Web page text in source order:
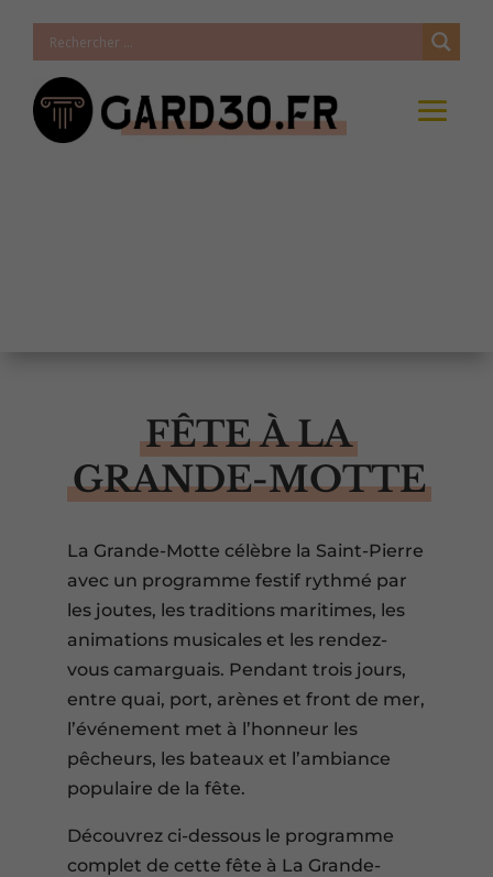
FÊTE À LA
GRANDE-MOTTE
La Grande-Motte célèbre la Saint-Pierre
avec un programme festif rythmé par
les joutes, les traditions maritimes, les
animations musicales et les rendez-
vous camarguais. Pendant trois jours,
entre quai, port, arènes et front de mer,
l’événement met à l’honneur les
pêcheurs, les bateaux et l’ambiance
populaire de la fête.
Découvrez ci-dessous le programme
complet de cette fête à La Grande-